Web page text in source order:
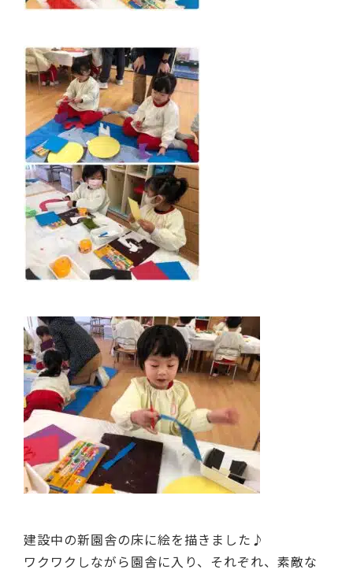
建設中の新園舎の床に絵を描きました♪
ワクワクしながら園舎に入り、それぞれ、素敵な